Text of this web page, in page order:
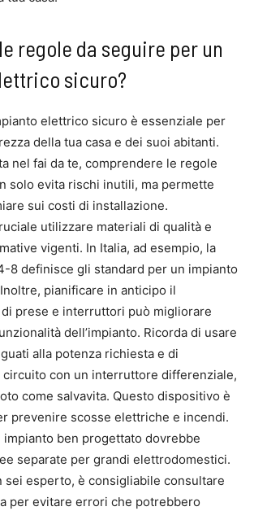
regole da seguire per un
sicuro?
elettrico sicuro è essenziale per
della tua casa e dei suoi abitanti.
nel fai da te, comprendere le regole
solo evita rischi inutili, ma permette
sui costi di installazione.
utilizzare materiali di qualità e
vigenti. In Italia, ad esempio, la
8 definisce gli standard per un impianto
pianificare in anticipo il
prese e interruttori può migliorare
dell’impianto. Ricorda di usare
alla potenza richiesta e di
con un interruttore differenziale,
come salvavita. Questo dispositivo è
prevenire scosse elettriche e incendi.
impianto ben progettato dovrebbe
separate per grandi elettrodomestici.
sei esperto, è consigliabile consultare
per evitare errori che potrebbero